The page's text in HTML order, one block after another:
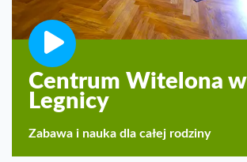
Centrum Witelona w
Legnicy
Zabawa i nauka dla całej rodziny